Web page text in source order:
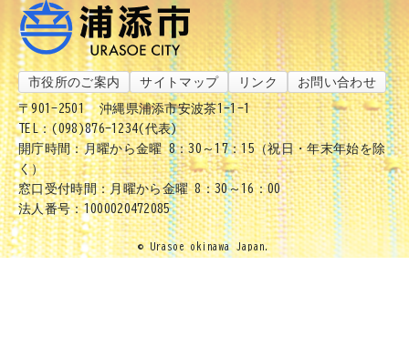
市役所のご案内 サイトマップ リンク お問い合わせ
〒901-2501
沖縄県浦添市安波茶1-1-1
TEL：(098)876-1234(代表)
開庁時間：月曜から金曜 8：30～17：15（祝日・年末年始を除
く）
窓口受付時間：月曜から金曜 8：30～16：00
法人番号：1000020472085
© Urasoe okinawa Japan.